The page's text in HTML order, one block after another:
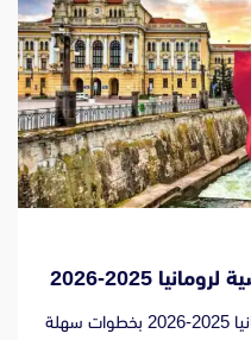
2025-2026
كيف تحصل على الفيزا الدراسية لرومانيا 2025-2026 بخطوات سهلة